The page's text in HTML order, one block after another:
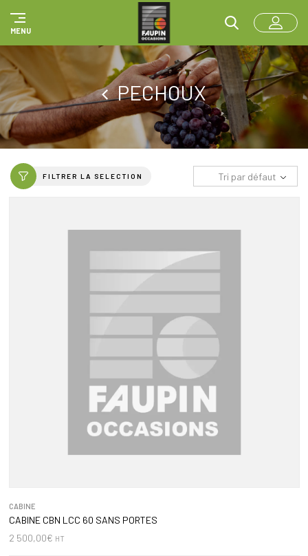
MENU
PECHOUX
FILTRER LA SELECTION Tri par défaut
CABINE
CABINE CBN LCC 60 SANS PORTES
2 500,00€ HT
Panneau de gestion des cookies